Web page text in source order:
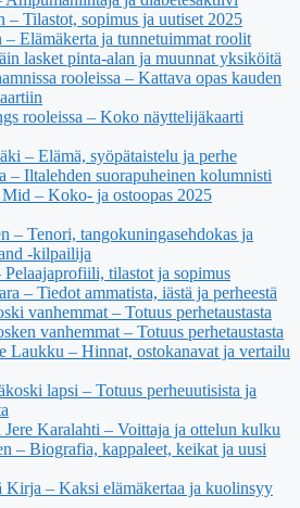
– Tilastot, sopimus ja uutiset 2025
– Elämäkerta ja tunnetuimmat roolit
lasket pinta-alan ja muunnat yksiköitä
rooleissa – Kattava opas kauden
rooleissa – Koko näyttelijäkaarti
– Elämä, syöpätaistelu ja perhe
– Iltalehden suorapuheinen kolumnisti
– Koko- ja ostoopas 2025
– Tenori, tangokuningasehdokas ja
-kilpailija
tilastot ja sopimus
– Tiedot ammatista, iästä ja perheestä
vanhemmat – Totuus perhetaustasta
vanhemmat – Totuus perhetaustasta
Laukku – Hinnat, ostokanavat ja vertailu
lapsi – Totuus perheuutisista ja
Karalahti – Voittaja ja ottelun kulku
– Biografia, kappaleet, keikat ja uusi
– Kaksi elämäkertaa ja kuolinsyy